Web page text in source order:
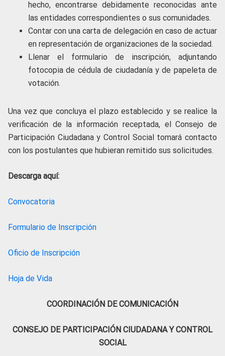
hecho, encontrarse debidamente reconocidas ante
las entidades correspondientes o sus comunidades.
Contar con una carta de delegación en caso de actuar
en representación de organizaciones de la sociedad.
Llenar el formulario de inscripción, adjuntando
fotocopia de cédula de ciudadanía y de papeleta de
votación.
Una vez que concluya el plazo establecido y se realice la
verificación de la información receptada, el Consejo de
Participación Ciudadana y Control Social tomará contacto
con los postulantes que hubieran remitido sus solicitudes.
Descarga aquí:
Convocatoria
Formulario de Inscripción
Oficio de Inscripción
Hoja de Vida
COORDINACIÓN DE COMUNICACIÓN
CONSEJO DE PARTICIPACIÓN CIUDADANA Y CONTROL
SOCIAL